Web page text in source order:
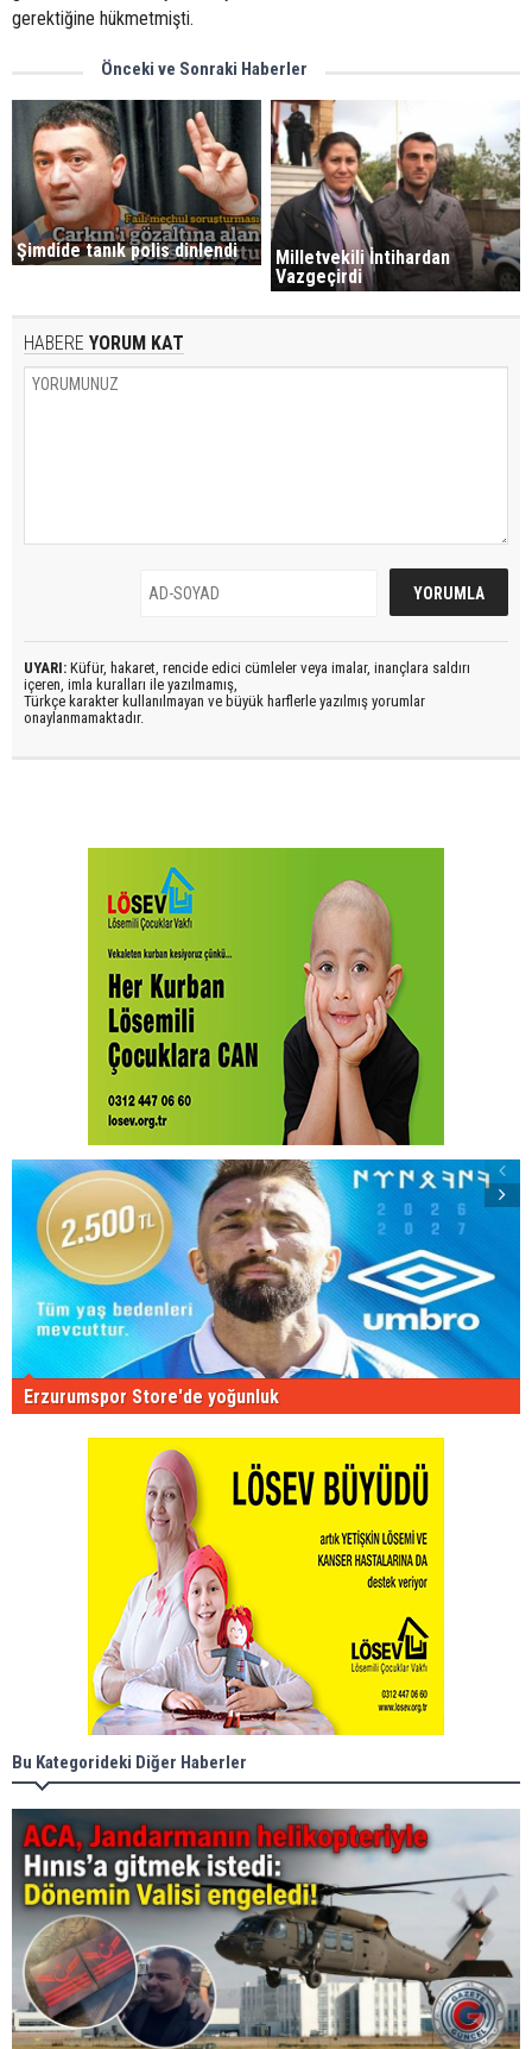
gerektiğine hükmetmişti.
Önceki ve Sonraki Haberler
Şimdide tanık polis dinlendi
Milletvekili İntihardan
Vazgeçirdi
HABERE YORUM KAT
UYARI: Küfür, hakaret, rencide edici cümleler veya imalar, inançlara saldırı
içeren, imla kuralları ile yazılmamış,
Türkçe karakter kullanılmayan ve büyük harflerle yazılmış yorumlar
onaylanmamaktadır.
Erzurumspor Store'de yoğunluk
Bu Kategorideki Diğer Haberler